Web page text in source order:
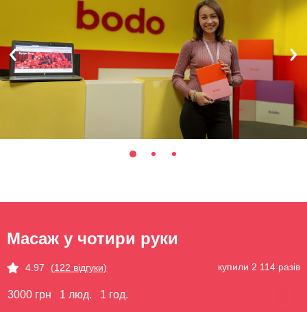
Масаж у чотири руки
4.97 (122 відгуки) купили 2 114 разів
3000 грн 1 люд. 1 год.